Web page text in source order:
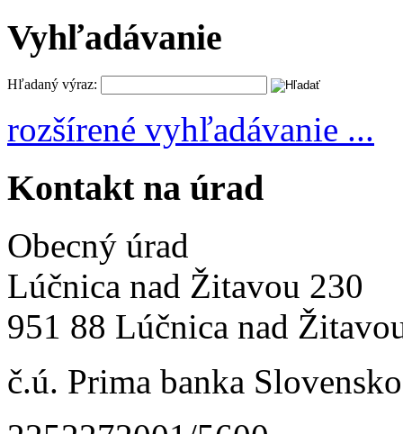
Vyhľadávanie
Hľadaný výraz:
rozšírené vyhľadávanie ...
Kontakt na úrad
Obecný úrad
Lúčnica nad Žitavou 230
951 88 Lúčnica nad
č.ú. Prima banka